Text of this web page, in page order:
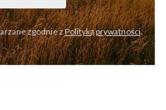
zgodnie zPolityką prywatności.